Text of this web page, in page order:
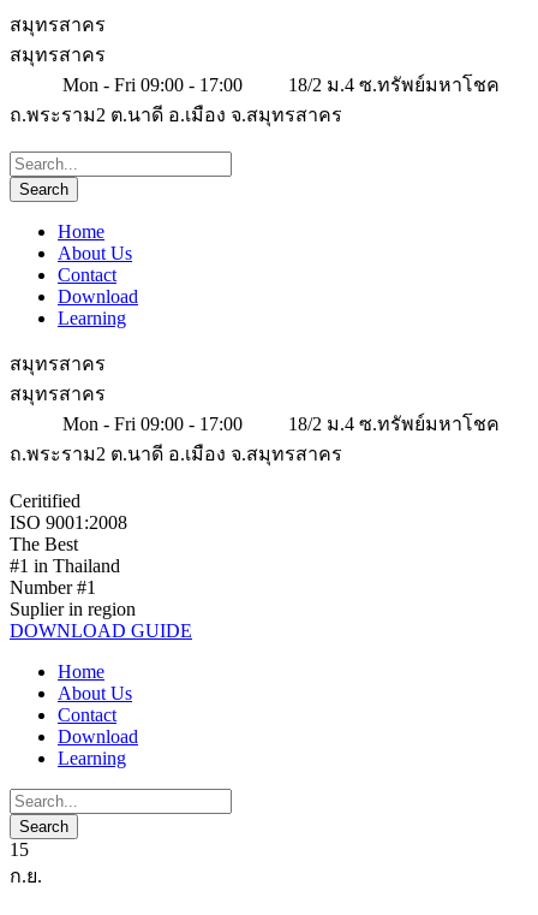
สมุทรสาคร
สมุทรสาคร
Mon - Fri 09:00 - 17:00
18/2 ม.4 ซ.ทรัพย์มหาโชค
ถ.พระราม2 ต.นาดี อ.เมือง จ.สมุทรสาคร
Home
About Us
Contact
Download
Learning
สมุทรสาคร
สมุทรสาคร
Mon - Fri 09:00 - 17:00
18/2 ม.4 ซ.ทรัพย์มหาโชค
ถ.พระราม2 ต.นาดี อ.เมือง จ.สมุทรสาคร
Ceritified
ISO 9001:2008
The Best
#1 in Thailand
Number #1
Suplier in region
DOWNLOAD GUIDE
Home
About Us
Contact
Download
Learning
15
ก.ย.